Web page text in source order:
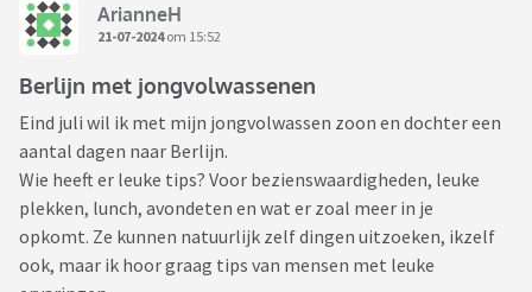
ArianneH
21-07-2024om 15:52
Berlijn met jongvolwassenen
Eind juli wil ik met mijn jongvolwassen zoon en dochter een
aantal dagen naar Berlijn.
Wie heeft er leuke tips? Voor bezienswaardigheden, leuke
plekken, lunch, avondeten en wat er zoal meer in je
opkomt. Ze kunnen natuurlijk zelf dingen uitzoeken, ikzelf
ook, maar ik hoor graag tips van mensen met leuke